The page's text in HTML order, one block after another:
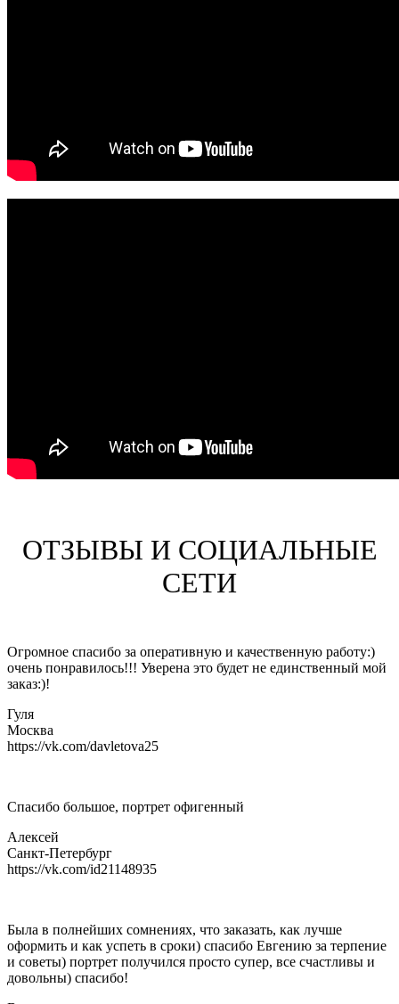
ОТЗЫВЫ И СОЦИАЛЬНЫЕ
СЕТИ
Огромное спасибо за оперативную и качественную работу:)
очень понравилось!!! Уверена это будет не единственный мой
заказ:)!
Гуля
Москва
https://vk.com/davletova25
Спасибо большое, портрет офигенный
Алексей
Санкт-Петербург
https://vk.com/id21148935
Была в полнейших сомнениях, что заказать, как лучше
оформить и как успеть в сроки) спасибо Евгению за терпение
и советы) портрет получился просто супер, все счастливы и
довольны) спасибо!